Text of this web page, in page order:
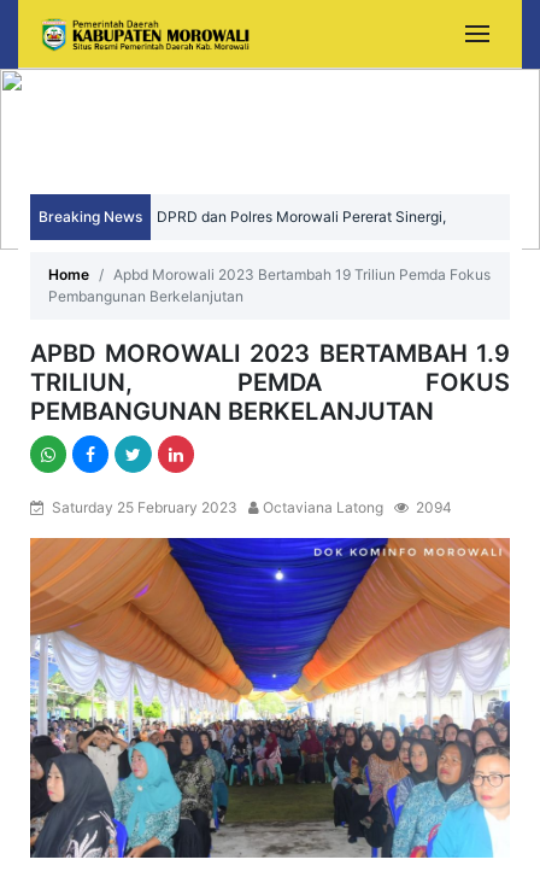
Breaking News DPRD dan Polres Morowali Pererat Sinergi,
Sejahtera
Home
Apbd Morowali 2023 Bertambah 19 Triliun Pemda Fokus
Pembangunan Berkelanjutan
APBD MOROWALI 2023 BERTAMBAH 1.9
TRILIUN, PEMDA FOKUS
PEMBANGUNAN BERKELANJUTAN
Saturday 25 February 2023 Octaviana Latong 2094